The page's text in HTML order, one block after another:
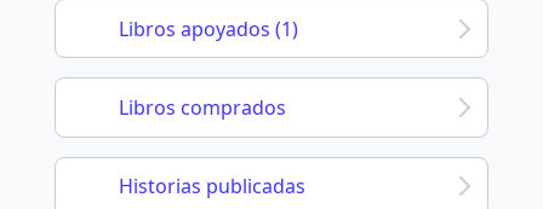
Libros apoyados (1)
Libros comprados
Historias publicadas